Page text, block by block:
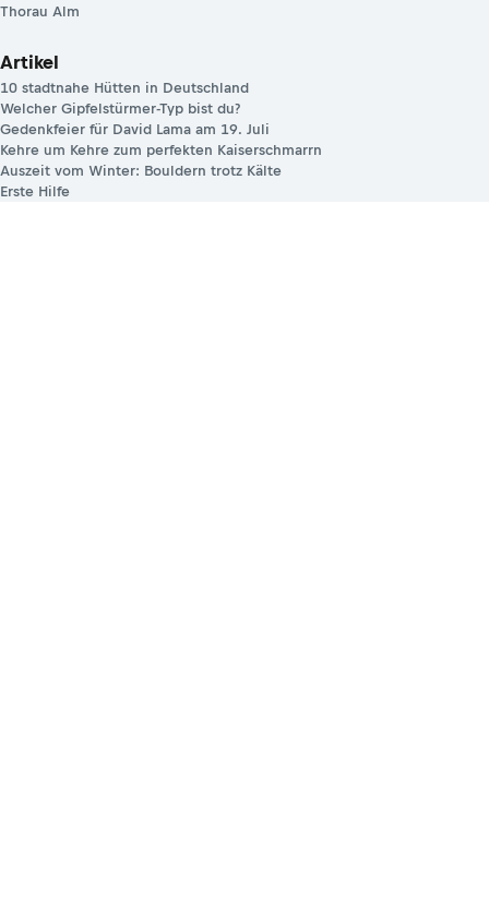
Thorau Alm
Artikel
10 stadtnahe Hütten in Deutschland
Welcher Gipfelstürmer-Typ bist du?
Gedenkfeier für David Lama am 19. Juli
Kehre um Kehre zum perfekten Kaiserschmarrn
Auszeit vom Winter: Bouldern trotz Kälte
Erste Hilfe